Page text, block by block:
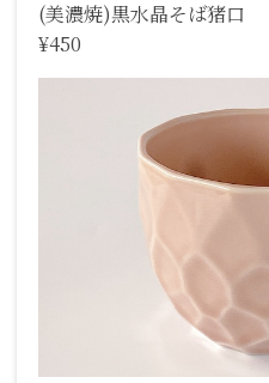
(美濃焼)黒水晶そば猪口
¥450